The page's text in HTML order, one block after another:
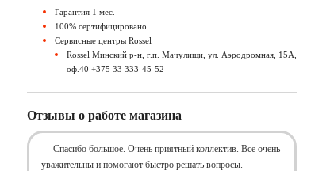
Гарантия 1 мес.
100% сертифицировано
Сервисные центры Rossel
Rossel Минский р-н, г.п. Мачулищи, ул. Аэродромная, 15А,
оф.40 +375 33 333-45-52
Отзывы о работе магазина
Спасибо большое. Очень приятный коллектив. Все очень
уважительны и помогают быстро решать вопросы.